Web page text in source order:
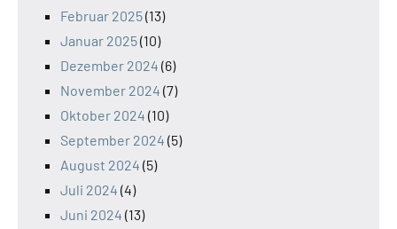
Februar 2025(13)
Januar 2025(10)
Dezember 2024 (6)
November 2024 (7)
Oktober 2024 (10)
September 2024 (5)
August 2024 (5)
Juli 2024 (4)
Juni 2024 (13)